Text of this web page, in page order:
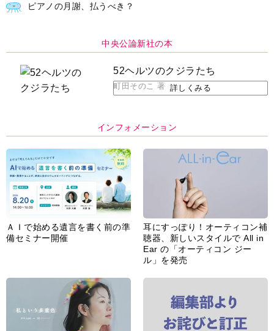
ピアノの月謝、払うべき？
中央公論新社の本
52ヘルツのクジラたち
町田そのこ 著 詳しくみる
インフォメーション
ＡＩで始める遺言を書く前の準
備セミナー開催
耳にすっぽり！オーティコン補
聴器、新しいスタイルで All in
Ear の「オーティコン ジー
ル」を発売